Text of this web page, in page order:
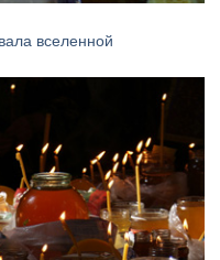
вселенной